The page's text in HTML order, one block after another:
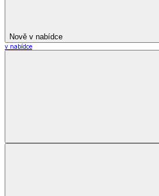
Nově v nabídce
v nabídce